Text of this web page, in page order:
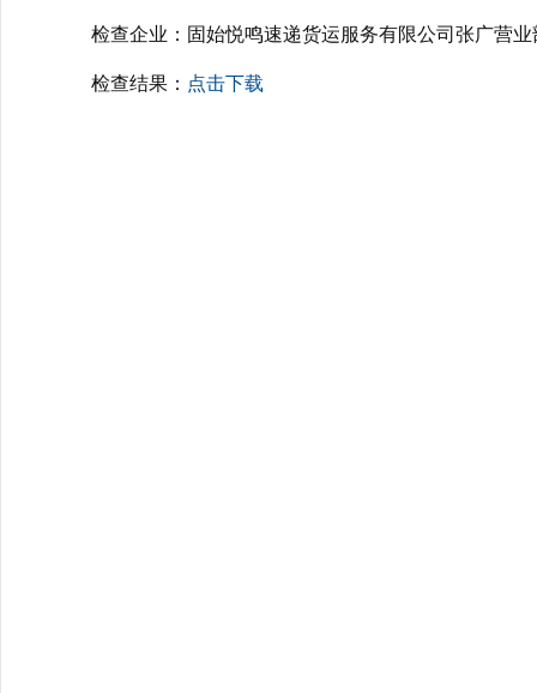
检查企业：固始悦鸣速递货运服务有限公司张广营业
检查结果： 点击下载